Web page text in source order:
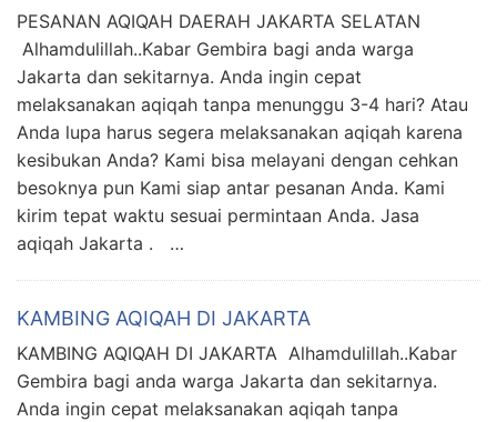
PESANAN AQIQAH DAERAH JAKARTA SELATAN
Alhamdulillah..Kabar Gembira bagi anda warga
Jakarta dan sekitarnya. Anda ingin cepat
melaksanakan aqiqah tanpa menunggu 3-4 hari? Atau
Anda lupa harus segera melaksanakan aqiqah karena
kesibukan Anda? Kami bisa melayani dengan cehkan
besoknya pun Kami siap antar pesanan Anda. Kami
kirim tepat waktu sesuai permintaan Anda. Jasa
aqiqah Jakarta . …
KAMBING AQIQAH DI JAKARTA
KAMBING AQIQAH DI JAKARTA Alhamdulillah..Kabar
Gembira bagi anda warga Jakarta dan sekitarnya.
Anda ingin cepat melaksanakan aqiqah tanpa